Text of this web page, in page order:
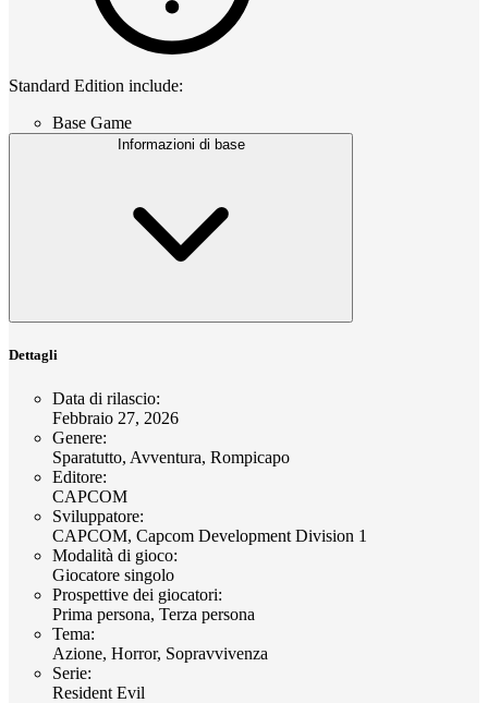
Standard Edition include:
Base Game
Informazioni di base
Dettagli
Data di rilascio:
Febbraio 27, 2026
Genere:
Sparatutto, Avventura, Rompicapo
Editore:
CAPCOM
Sviluppatore:
CAPCOM, Capcom Development Division 1
Modalità di gioco:
Giocatore singolo
Prospettive dei giocatori:
Prima persona, Terza persona
Tema:
Azione, Horror, Sopravvivenza
Serie:
Resident Evil